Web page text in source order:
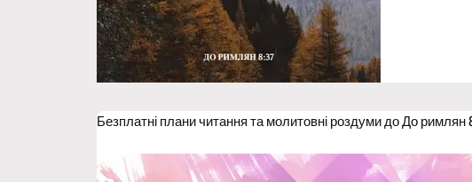
Безплатні плани читання та молитовні роздуми до До римлян